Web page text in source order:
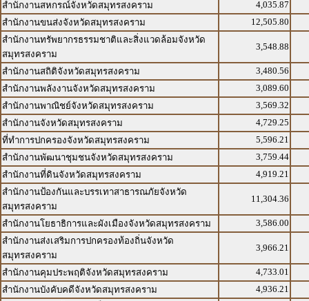
สำนักงานสหกรณ์จังหวัดสมุทรสงคราม
4,035.87
สำนักงานขนส่งจังหวัดสมุทรสงคราม
12,505.80
สำนักงานทรัพยากรธรรมชาติและสิ่งแวดล้อมจังหวัด
สมุทรสงคราม
3,548.88
สำนักงานสถิติจังหวัดสมุทรสงคราม
3,480.56
สำนักงานพลังงานจังหวัดสมุทรสงคราม
3,089.60
สำนักงานพาณิชย์จังหวัดสมุทรสงคราม
3,569.32
สำนักงานจังหวัดสมุทรสงคราม
4,729.25
ที่ทำการปกครองจังหวัดสมุทรสงคราม
5,596.21
สำนักงานพัฒนาชุมชนจังหวัดสมุทรสงคราม
3,759.44
สำนักงานที่ดินจังหวัดสมุทรสงคราม
4,919.21
สำนักงานป้องกันและบรรเทาสาธารณภัยจังหวัด
สมุทรสงคราม
11,304.36
สำนักงานโยธาธิการและผังเมืองจังหวัดสมุทรสงคราม
3,586.00
สำนักงานส่งเสริมการปกครองท้องถิ่นจังหวัด
สมุทรสงคราม
3,966.21
สำนักงานคุมประพฤติจังหวัดสมุทรสงคราม
4,733.01
สำนักงานบังคับคดีจังหวัดสมุทรสงคราม
4,936.21